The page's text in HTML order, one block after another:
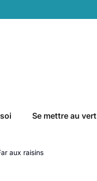
Se mettre au vert
aux raisins